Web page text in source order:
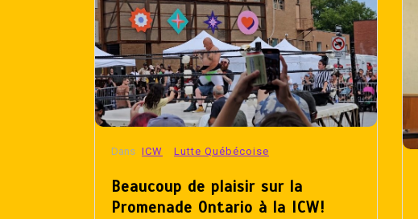
Dans ICW Lutte Québécoise
Beaucoup de plaisir sur la
Promenade Ontario à la ICW!